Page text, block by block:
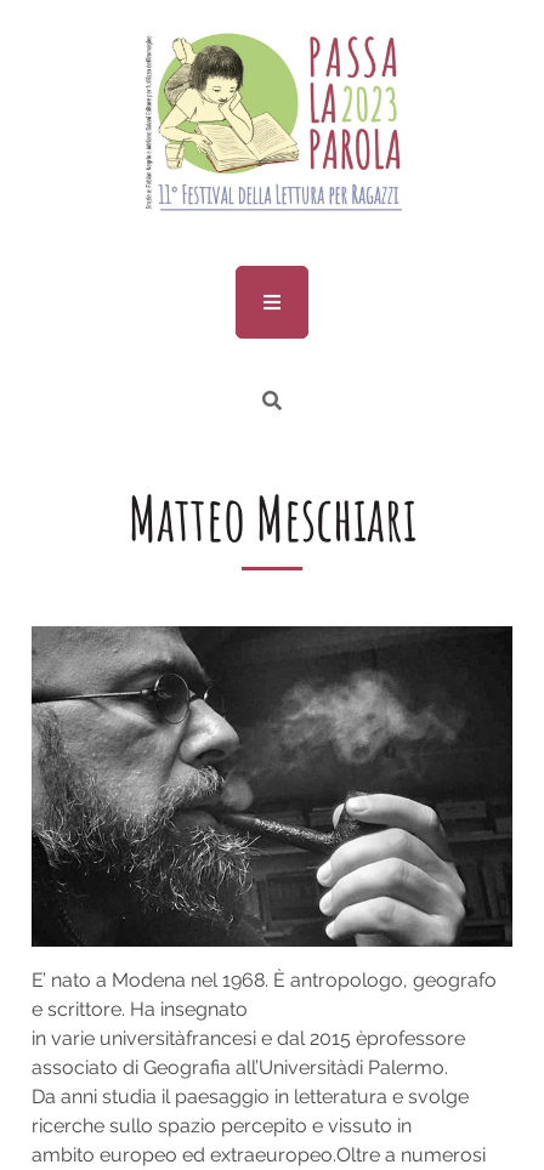
Matteo Meschiari
E’ nato a Modena nel 1968. È antropologo, geografo
e scrittore. Ha insegnato
in varie universitàfrancesi e dal 2015 èprofessore
associato di Geografia all’Universitàdi Palermo.
Da anni studia il paesaggio in letteratura e svolge
ricerche sullo spazio percepito e vissuto in
ambito europeo ed extraeuropeo.Oltre a numerosi